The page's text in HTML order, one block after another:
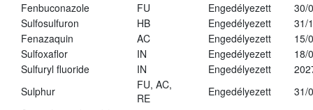
Fenbuconazole
FU Engedélyezett
30/
Sulfosulfuron
HB Engedélyezett
31/
Fenazaquin
AC Engedélyezett
15/
Sulfoxaflor
IN Engedélyezett
18/
Sulfuryl fluoride
IN Engedélyezett
Sulphur
FU, AC,
RE
Engedélyezett
31/